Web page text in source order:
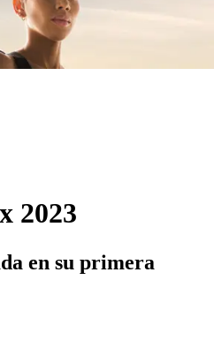
2023
en su primera